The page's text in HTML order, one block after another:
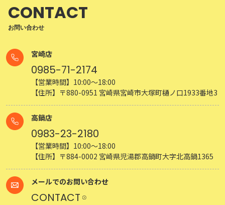
CONTACT
お問い合わせ
宮崎店
0985-71-2174
【営業時間】10:00～18:00
【住所】〒880-0951 宮崎県宮崎市大塚町樋ノ口1933番地3
高鍋店
0983-23-2180
【営業時間】10:00～18:00
【住所】〒884-0002 宮崎県児湯郡高鍋町大字北高鍋1365
メールでのお問い合わせ
CONTACT